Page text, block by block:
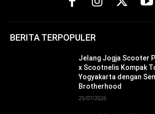
BERITA TERPOPULER
Jelang Jogja Scooter
x Scootnelis Kompak
Yogyakarta dengan
Brotherhood
25/07/2026